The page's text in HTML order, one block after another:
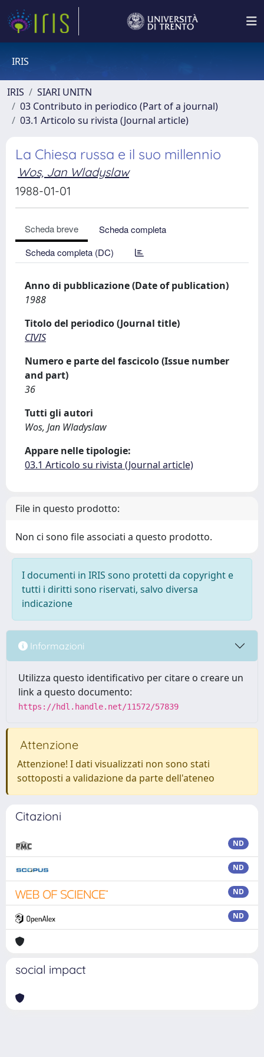
IRIS
IRIS
SIARI UNITN
03 Contributo in periodico (Part of a journal)
03.1 Articolo su rivista (Journal article)
La Chiesa russa e il suo millennio
Wos, Jan Wladyslaw
1988-01-01
Scheda breve
Scheda completa
Scheda completa (DC)
Anno di pubblicazione (Date of publication)
1988
Titolo del periodico (Journal title)
CIVIS
Numero e parte del fascicolo (Issue number
and part)
36
Tutti gli autori
Wos, Jan Wladyslaw
Appare nelle tipologie:
03.1 Articolo su rivista (Journal article)
File in questo prodotto:
Non ci sono file associati a questo prodotto.
I documenti in IRIS sono protetti da copyright e
tutti i diritti sono riservati, salvo diversa
indicazione
Informazioni
Utilizza questo identificativo per citare o creare un
link a questo documento:
https://hdl.handle.net/11572/57839
Attenzione
Attenzione! I dati visualizzati non sono stati
sottoposti a validazione da parte dell'ateneo
Citazioni
ND
ND
ND
ND
social impact